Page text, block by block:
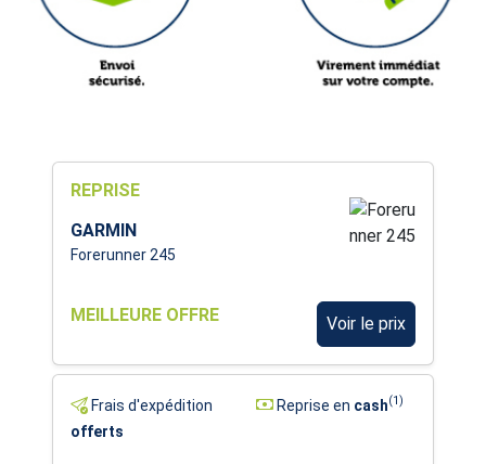
REPRISE
GARMIN
Forerunner 245
MEILLEURE OFFRE Voir le prix
Frais d'expédition
offerts
Reprise en cash(1)